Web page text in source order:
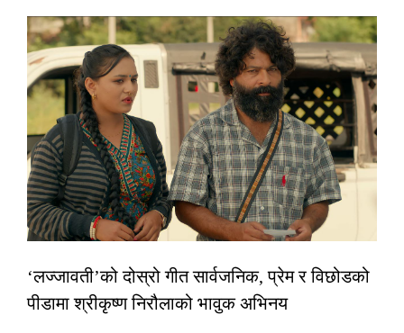
‘लज्जावती’को दोस्रो गीत सार्वजनिक, प्रेम र विछोडको
पीडामा श्रीकृष्ण निरौलाको भावुक अभिनय